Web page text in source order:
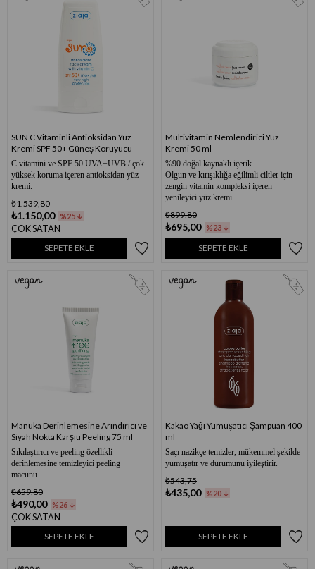
SUN C Vitaminli Antioksidan Yüz
Kremi SPF 50+ Güneş Koruyucu
C vitamini ve SPF 50 UVA+UVB / çok
yüksek koruma içeren antioksidan yüz
kremi.
₺1.150,00
₺1.539,80
%25
ÇOK SATAN
SEPETE EKLE
Multivitamin Nemlendirici Yüz
Kremi 50 ml
%90 doğal kaynaklı içerik
Olgun ve kırışıklığa eğilimli ciltler için
zengin vitamin kompleksi içeren
yenileyici yüz kremi.
₺695,00
₺899,80
%23
SEPETE EKLE
Manuka Derinlemesine Arındırıcı ve
Siyah Nokta Karşıtı Peeling 75 ml
Sıkılaştırıcı ve peeling özellikli
derinlemesine temizleyici peeling
macunu.
₺490,00
₺659,80
%26
ÇOK SATAN
SEPETE EKLE
Kakao Yağı Yumuşatıcı Şampuan 400
ml
Saçı nazikçe temizler, mükemmel şekilde
yumuşatır ve durumunu iyileştirir.
₺435,00
₺543,75
%20
SEPETE EKLE